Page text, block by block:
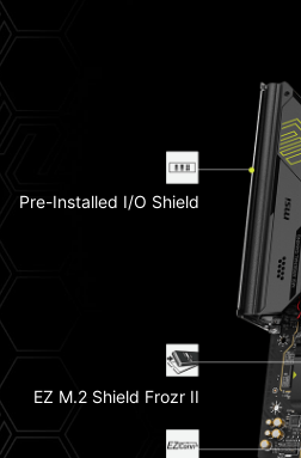
Pre-Installed I/O Shield
EZ M.2 Shield Frozr II
8-Layer PCB
dengan Tembaga Tebal 2oz
5G LAN
2x PCIe 5.0 M.2 Slots